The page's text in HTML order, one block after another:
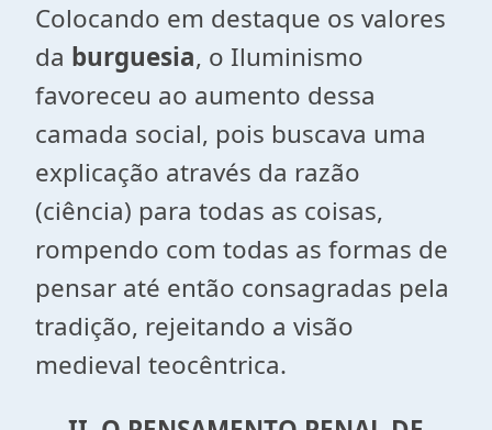
Colocando em destaque os valores
da burguesia, o Iluminismo
favoreceu ao aumento dessa
camada social, pois buscava uma
explicação através da razão
(ciência) para todas as coisas,
rompendo com todas as formas de
pensar até então consagradas pela
tradição, rejeitando a visão
medieval teocêntrica.